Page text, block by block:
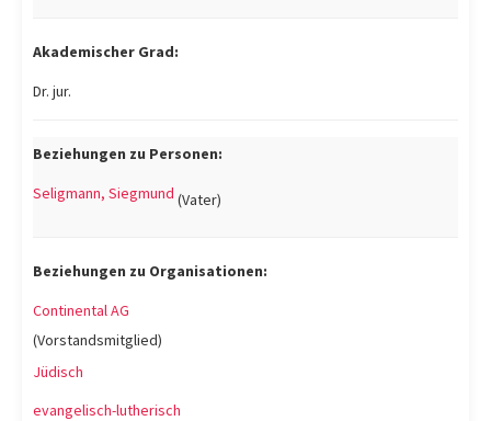
Akademischer Grad:
Dr. jur.
Beziehungen zu Personen:
Seligmann, Siegmund (Vater)
Beziehungen zu Organisationen:
Continental AG
(Vorstandsmitglied)
Jüdisch
evangelisch-lutherisch